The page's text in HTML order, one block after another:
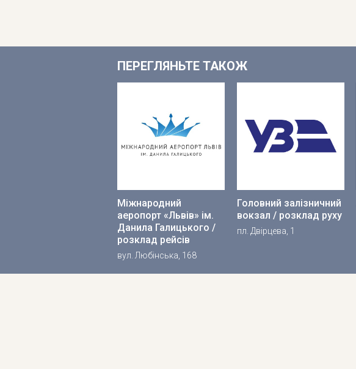
ПЕРЕГЛЯНЬТЕ ТАКОЖ
Міжнародний
аеропорт «Львів» ім.
Данила Галицького /
розклад рейсів
вул. Любінська, 168
Головний залізничний
вокзал / розклад руху
пл. Двірцева, 1